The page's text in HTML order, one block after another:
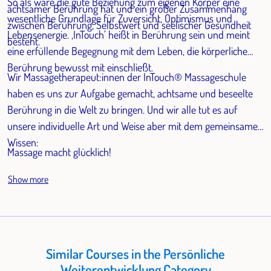
achtsamer Berührung hat und ein großer Zusammenhang
zwischen Berührung, Selbstwert und seelischer Gesundheit
besteht.
wesentliche Grundlage für Zuversicht, Optimismus und
Lebensenergie. ‚InTouch’ heißt in Berührung sein und meint
eine erfüllende Begegnung mit dem Leben, die körperliche
Berührung bewusst mit einschließt.
Wir Massagetherapeut:innen der InTouch® Massageschule
haben es uns zur Aufgabe gemacht, achtsame und beseelte
Berührung in die Welt zu bringen. Und wir alle tut es auf
unsere individuelle Art und Weise aber mit dem gemeinsamen
Wissen:
Massage macht glücklich!
Show more
Similar Courses in the Persönliche